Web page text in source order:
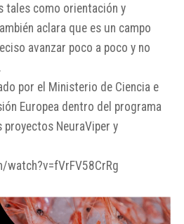
tales como orientación y
aclara que es un campo
avanzar poco a poco y no
por el Ministerio de Ciencia e
Europea dentro del programa
proyectos NeuraViper y